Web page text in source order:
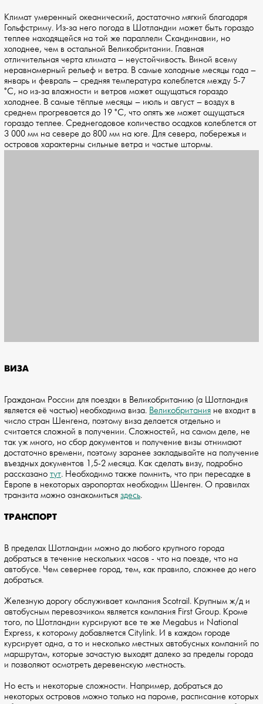
Климат умеренный океанический, достаточно мягкий благодаря
Гольфстриму. Из-за него погода в Шотландии может быть гораздо
теплее находящейся на той же параллели Скандинавии, но
холоднее, чем в остальной Великобритании. Главная
отличительная черта климата – неустойчивость. Виной всему
неравномерный рельеф и ветра. В самые холодные месяцы года –
январь и февраль – средняя температура колеблется между 5-7
°C, но из-за влажности и ветров может ощущаться гораздо
холоднее. В самые тёплые месяцы – июль и август – воздух в
среднем прогревается до 19 °C, что опять же может ощущаться
гораздо теплее. Среднегодовое количество осадков колеблется от
3 000 мм на севере до 800 мм на юге. Для севера, побережья и
островов характерны сильные ветра и частые штормы.
ВИЗА
Гражданам России для поездки в Великобританию (а Шотландия
является её частью) необходима виза. Великобритания не входит в
число стран Шенгена, поэтому виза делается отдельно и
считается сложной в получении. Сложностей, на самом деле, не
так уж много, но сбор документов и получение визы отнимают
достаточно времени, поэтому заранее закладывайте на получение
въездных документов 1,5-2 месяца. Как сделать визу, подробно
рассказано тут. Необходимо также помнить, что при пересадке в
Европе в некоторых аэропортах необходим Шенген. О правилах
транзита можно ознакомиться здесь.
ТРАНСПОРТ
В пределах Шотландии можно до любого крупного города
добраться в течение нескольких часов - что на поезде, что на
автобусе. Чем севернее город, тем, как правило, сложнее до него
добраться.
Железную дорогу обслуживает компания Scotrail. Крупным ж/д и
автобусным перевозчиком является компания First Group. Кроме
того, по Шотландии курсируют все те же Megabus и National
Express, к которому добавляется Citylink. И в каждом городе
курсирует одна, а то и несколько местных автобусных компаний по
маршрутам, которые зачастую выходят далеко за пределы города
и позволяют осмотреть деревенскую местность.
Но есть и некоторые сложности. Например, добраться до
некоторых островов можно только на пароме, расписание которых